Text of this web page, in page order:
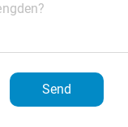
Send